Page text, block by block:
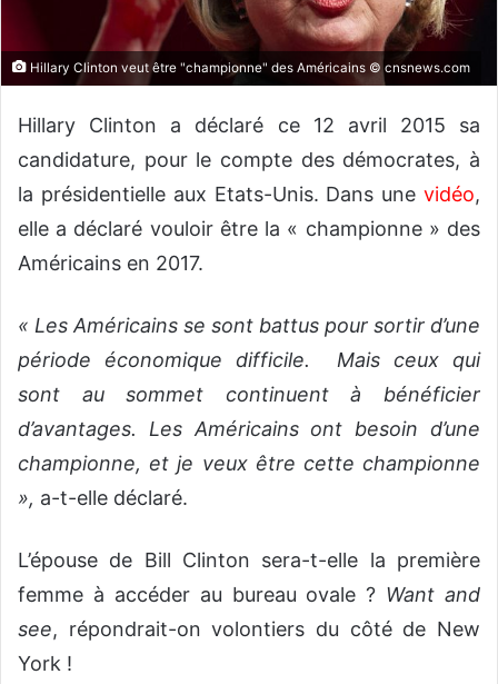
c
o
u
r
e
Hillary Clinton veut être "championne" des Américains © cnsnews.com
Hillary Clinton a déclaré ce 12 avril 2015 sa
candidature, pour le compte des démocrates, à
la présidentielle aux Etats-Unis. Dans une vidéo,
elle a déclaré vouloir être la « championne » des
Américains en 2017.
« Les Américains se sont battus pour sortir d’une
période économique difficile.
Mais ceux qui
sont au sommet continuent à bénéficier
d’avantages. Les Américains ont besoin d’une
championne, et je veux être cette championne
», a-t-elle déclaré.
L’épouse de Bill Clinton sera-t-elle la première
femme à accéder au bureau ovale ? Want and
see, répondrait-on volontiers du côté de New
York !